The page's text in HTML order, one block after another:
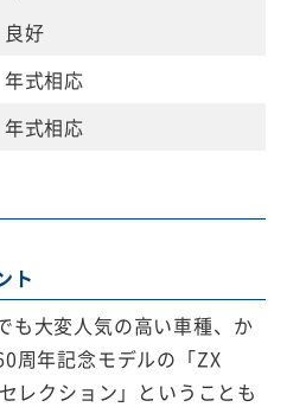
良好
年式相応
年式相応
ト
も大変人気の高い車種、か
周年記念モデルの「ZX
レクション」ということも